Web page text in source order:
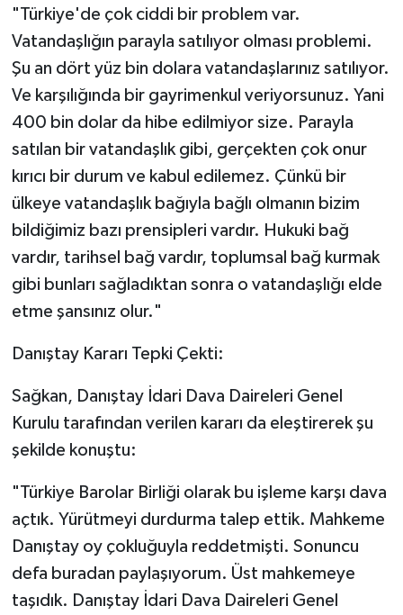
"Türkiye'de çok ciddi bir problem var.
Vatandaşlığın parayla satılıyor olması problemi.
Şu an dört yüz bin dolara vatandaşlarınız satılıyor.
Ve karşılığında bir gayrimenkul veriyorsunuz. Yani
400 bin dolar da hibe edilmiyor size. Parayla
satılan bir vatandaşlık gibi, gerçekten çok onur
kırıcı bir durum ve kabul edilemez. Çünkü bir
ülkeye vatandaşlık bağıyla bağlı olmanın bizim
bildiğimiz bazı prensipleri vardır. Hukuki bağ
vardır, tarihsel bağ vardır, toplumsal bağ kurmak
gibi bunları sağladıktan sonra o vatandaşlığı elde
etme şansınız olur."
Danıştay Kararı Tepki Çekti:
Sağkan, Danıştay İdari Dava Daireleri Genel
Kurulu tarafından verilen kararı da eleştirerek şu
şekilde konuştu:
"Türkiye Barolar Birliği olarak bu işleme karşı dava
açtık. Yürütmeyi durdurma talep ettik. Mahkeme
Danıştay oy çokluğuyla reddetmişti. Sonuncu
defa buradan paylaşıyorum. Üst mahkemeye
taşıdık. Danıştay İdari Dava Daireleri Genel